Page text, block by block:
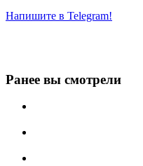
Напишите в Telegram!
Ранее вы смотрели